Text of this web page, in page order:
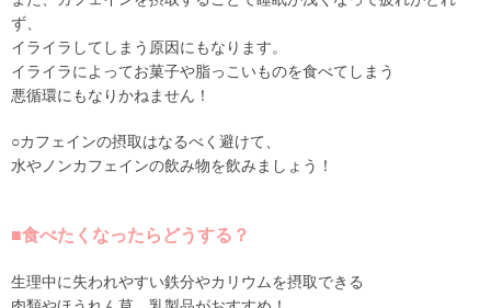
ず、
イライラしてしまう原因にもなります。
イライラによってお菓子や脂っこいものを食べてしまう
悪循環にもなりかねません！
○カフェインの摂取はなるべく避けて、
水やノンカフェインの飲み物を飲みましょう！
■食べたくなったらどうする？
生理中に失われやすい鉄分やカリウムを摂取できる